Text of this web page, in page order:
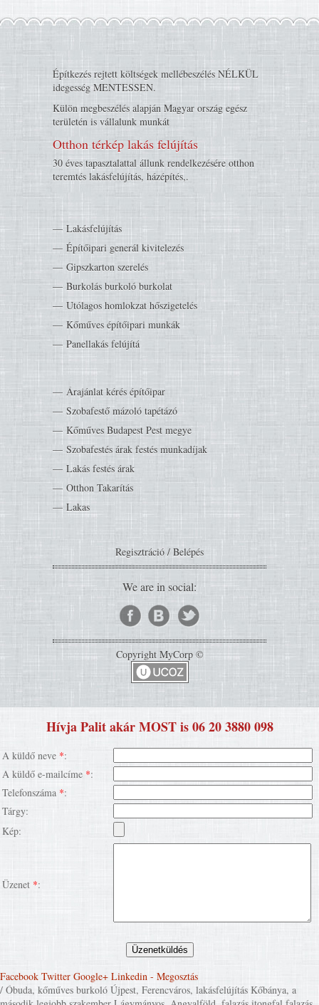
Építkezés rejtett költségek mellébeszélés NÉLKÜL
idegesség MENTESSEN.
Külön megbeszélés alapján Magyar ország egész
területén is vállalunk munkát
Otthon térkép lakás felújítás
30 éves tapasztalattal állunk rendelkezésére otthon
teremtés lakásfelújítás, házépítés,.
Lakásfelújítás
Építőipari generál kivitelezés
Gipszkarton szerelés
Burkolás burkoló burkolat
Utólagos homlokzat hőszigetelés
Kőműves építőipari munkák
Panellakás felújítá
Árajánlat kérés építőipar
Szobafestő mázoló tapétázó
Kőműves Budapest Pest megye
Szobafestés árak festés munkadíjak
Lakás festés árak
Otthon Takarítás
Lakas
Regisztráció / Belépés
We are in social:
Copyright MyCorp ©
Hívja Palit akár MOST is 06 20 3880 098
A küldő neve *:
A küldő e-mailcíme *:
Telefonszáma *:
Tárgy:
Kép:
Üzenet *:
Facebook Twitter Google+ Linkedin - Megosztás
/ Óbuda, kőműves burkoló Újpest, Ferencváros, lakásfelújítás Kőbánya, a